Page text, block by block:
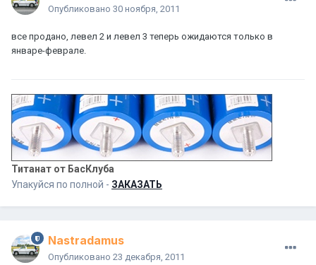
Опубликовано 30 ноября, 2011
все продано, левел 2 и левел 3 теперь ожидаются только в
январе-феврале.
Титанат от БасКлуба
Упакуйся по полной - ЗАКАЗАТЬ
Nastradamus
Опубликовано 23 декабря, 2011